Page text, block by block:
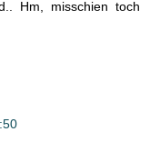
Hm, misschien toch